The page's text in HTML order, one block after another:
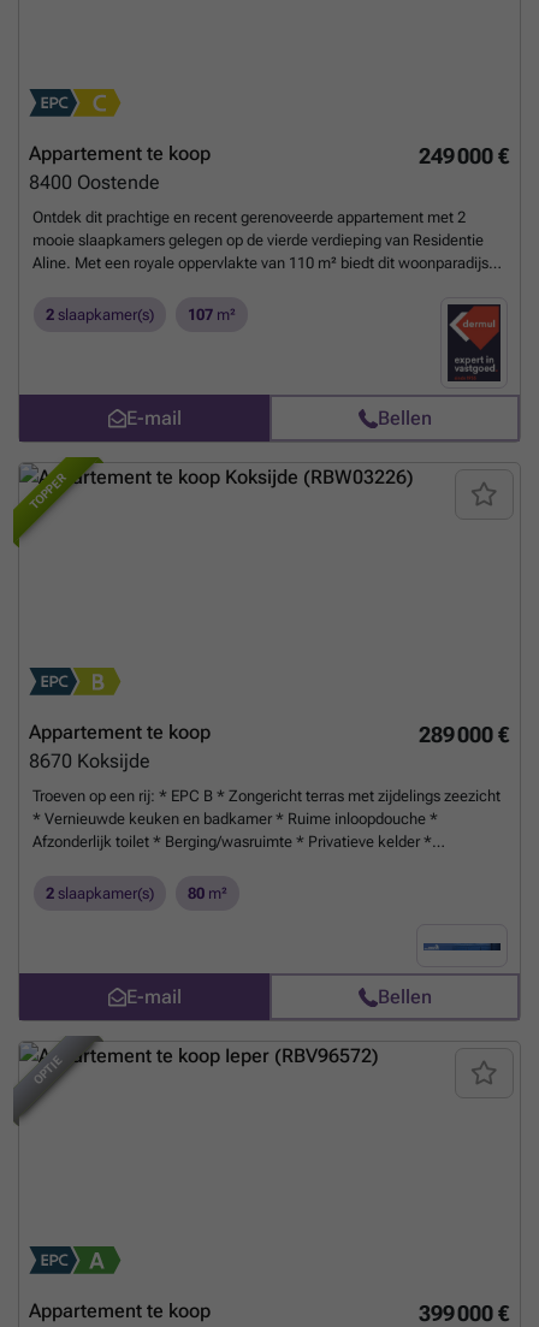
249 000 €
Appartement te koop
8400 Oostende
Ontdek dit prachtige en recent gerenoveerde appartement met 2
mooie slaapkamers gelegen op de vierde verdieping van Residentie
Aline. Met een royale oppervlakte van 110 m² biedt dit woonparadijs
heerlijk kunt ontspannen. Daarnaast beschik je over handige fietsen-
en kelderberging, ideaal voor extra opslag. Met zijn uitstekende prijs-
kwaliteitverhouding is dit de perfecte kans om jouw nieuwe thuis te
bemachtigen! Wacht niet langer en maak snel een afspraak voor een
bezichtiging. Dit is dé kans waar je op hebt gewacht!Meer weten?
2 slaapkamer(s) 107 m²
E-mail Bellen
TOPPER
289 000 €
Appartement te koop
8670 Koksijde
Troeven op een rij: * EPC B * Zongericht terras met zijdelings zeezicht
* Vernieuwde keuken en badkamer * Ruime inloopdouche *
Afzonderlijk toilet * Berging/wasruimte * Privatieve kelder *
Mogelijkheid tot aankoop van een garage in een nabijgelegen
2 slaapkamer(s) 80 m²
E-mail Bellen
TOPPER
OPTIE
399 000 €
Appartement te koop